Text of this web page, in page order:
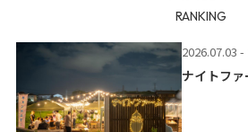
RANKING
2026.07.03 -
ナイトフ